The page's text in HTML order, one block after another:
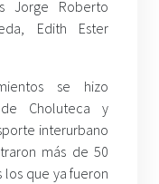
Jorge Roberto
Edith Ester
se hizo
Choluteca y
interurbano
más de 50
que ya fueron